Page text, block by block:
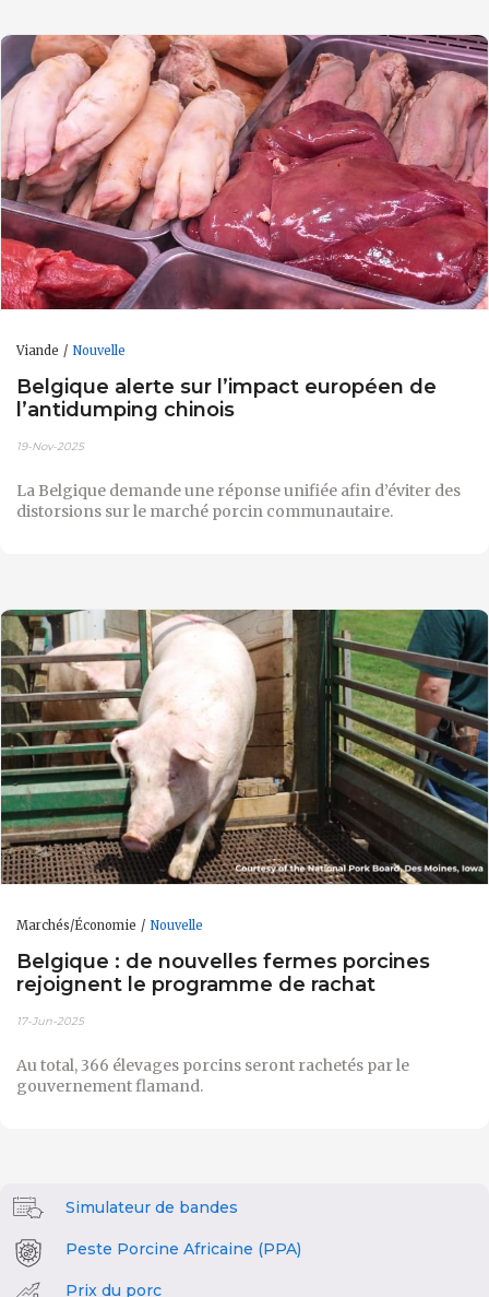
Viande Nouvelle
Belgique alerte sur l’impact européen de
l’antidumping chinois
19-Nov-2025
La Belgique demande une réponse unifiée afin d’éviter des
distorsions sur le marché porcin communautaire.
Marchés/Économie Nouvelle
Belgique : de nouvelles fermes porcines
rejoignent le programme de rachat
17-Jun-2025
Au total, 366 élevages porcins seront rachetés par le
gouvernement flamand.
Simulateur de bandes
Peste Porcine Africaine (PPA)
Prix du porc